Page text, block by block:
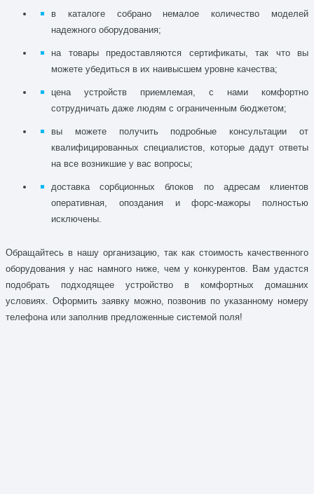
в каталоге собрано немалое количество моделей
надежного оборудования;
на товары предоставляются сертификаты, так что вы
можете убедиться в их наивысшем уровне качества;
цена устройств приемлемая, с нами комфортно
сотрудничать даже людям с ограниченным бюджетом;
вы можете получить подробные консультации от
квалифицированных специалистов, которые дадут ответы
на все возникшие у вас вопросы;
доставка сорбционных блоков по адресам клиентов
оперативная, опоздания и форс-мажоры полностью
исключены.
Обращайтесь в нашу организацию, так как стоимость качественного
оборудования у нас намного ниже, чем у конкурентов. Вам удастся
подобрать подходящее устройство в комфортных домашних
условиях. Оформить заявку можно, позвонив по указанному номеру
телефона или заполнив предложенные системой поля!